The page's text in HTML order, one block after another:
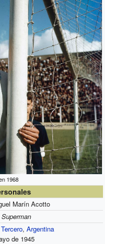
1968
Marín Acotto
Superman
, Argentina
de 1945